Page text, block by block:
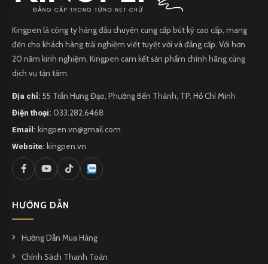
Kingpen là công ty hàng đầu chuyên cung cấp bút ký cao cấp, mang
đến cho khách hàng trải nghiệm viết tuyệt vời và đẳng cấp. Với hơn
20 năm kinh nghiệm, Kingpen cam kết sản phẩm chính hãng cùng
dịch vụ tận tâm.
Địa chỉ: 55 Trần Hưng Đạo, Phường Bến Thành, TP. Hồ Chí Minh
Điện thoại: 033.282.6468
Email: kingpen.vn@gmail.com
Website: kingpen.vn
HƯỚNG DẪN
Hướng Dẫn Mua Hàng
Chính Sách Thanh Toán